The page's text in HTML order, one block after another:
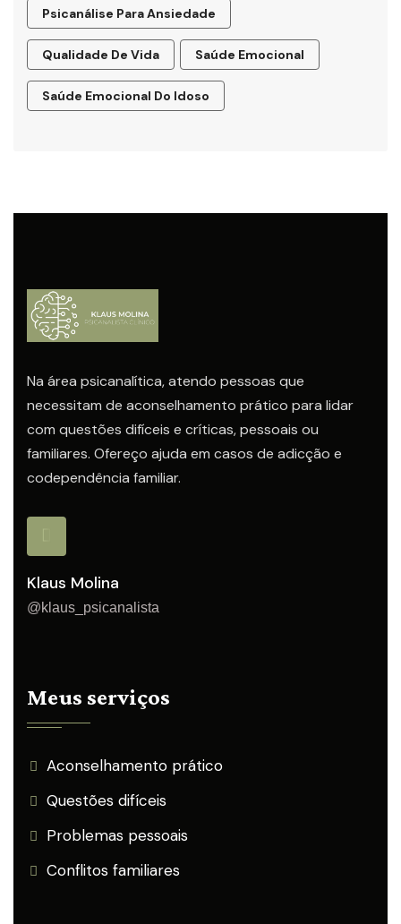
Psicanálise Para Ansiedade
Qualidade De Vida Saúde Emocional
Saúde Emocional Do Idoso
Na área psicanalítica, atendo pessoas que
necessitam de aconselhamento prático para lidar
com questões difíceis e críticas, pessoais ou
familiares. Ofereço ajuda em casos de adicção e
codependência familiar.
Klaus Molina
@klaus_psicanalista
Meus serviços
Aconselhamento prático
Questões difíceis
Problemas pessoais
Conflitos familiares